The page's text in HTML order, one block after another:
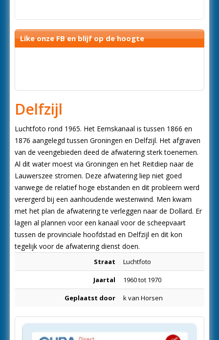
Like onze FB en blijf op de hoogte
Delfzijl
Luchtfoto rond 1965. Het Eemskanaal is tussen 1866 en
1876 aangelegd tussen Groningen en Delfzijl. Het afgraven
van de veengebieden deed de afwatering sterk toenemen.
Al dit water moest via Groningen en het Reitdiep naar de
Lauwerszee stromen. Deze afwatering liep niet goed
vanwege de relatief hoge ebstanden en dit probleem werd
verergerd bij een aanhoudende westenwind. Men kwam
met het plan de afwatering te verleggen naar de Dollard. Er
lagen al plannen voor een kanaal voor de scheepvaart
tussen de provinciale hoofdstad en Delfzijl en dit kon
tegelijk voor de afwatering dienst doen.
Straat Luchtfoto
Jaartal 1960 tot 1970
Geplaatst door k van Horsen